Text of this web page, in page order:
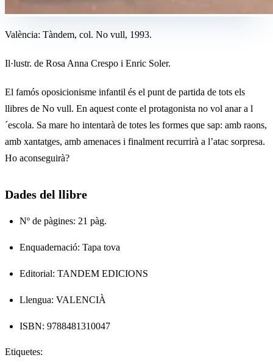
València: Tàndem, col. No vull, 1993.
Il·lustr. de Rosa Anna Crespo i Enric Soler.
El famós oposicionisme infantil és el punt de partida de tots els
llibres de No vull. En aquest conte el protagonista no vol anar a l
´escola. Sa mare ho intentarà de totes les formes que sap: amb raons,
amb xantatges, amb amenaces i finalment recurrirà a l’atac sorpresa.
Ho aconseguirà?
Dades del llibre
Nº de pàgines: 21 pàg.
Enquadernació: Tapa tova
Editorial: TANDEM EDICIONS
Llengua: VALENCIÀ
ISBN: 9788481310047
Etiquetes: